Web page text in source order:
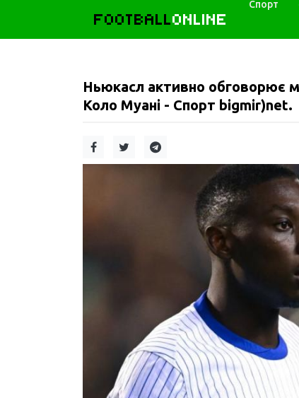
FOOTBALLONLINE
Спорт
Ньюкасл активно обговорює
Коло Муані - Спорт bigmir)net.